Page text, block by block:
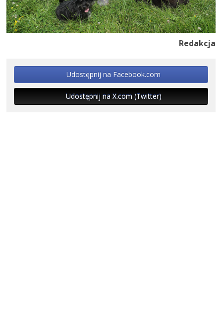
Redakcja
Udostępnij na Facebook.com
Udostępnij na X.com (Twitter)